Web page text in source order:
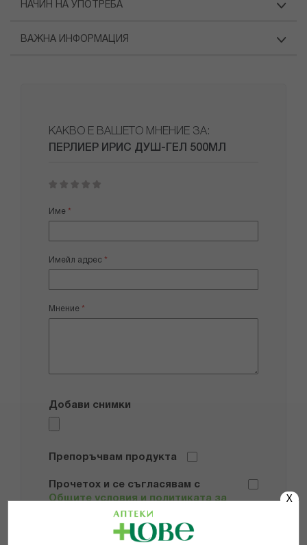
X
НАЧИН НА УПОТРЕБА
ВАЖНА ИНФОРМАЦИЯ
КАКВО Е ВАШЕТО МНЕНИЕ ЗА:
ПЕРЛИЕР ИРИС ДУШ-ГЕЛ 500МЛ
star
stars
stars
stars
stars
Име
Имейл адрес
Мнение
Добави снимки
Препоръчвам продукта
Прочетох и се съгласявам с
Общите условия и политиката за
поверителност *